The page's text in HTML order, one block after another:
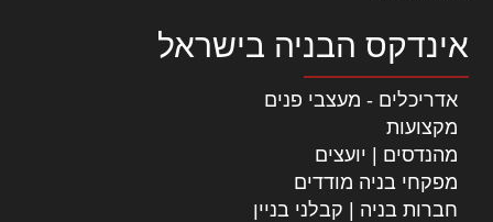
אינדקס הבניה בישראל
אדריכלים - מעצבי פנים
מקצועות
מהנדסים | יועצים
מפקחי בניה מודדים
חברות בניה | קבלני בניין